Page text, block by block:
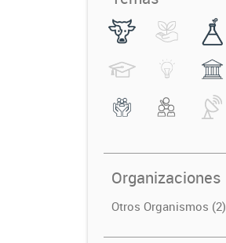
Organizaciones
Otros Organismos (2)